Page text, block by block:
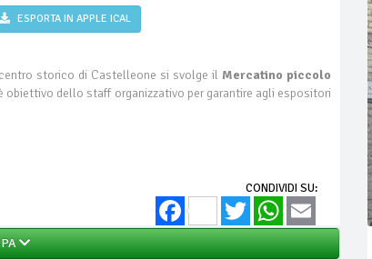
ESPORTA IN APPLE ICAL
storico di Castelleone si svolge il Mercatino piccolo
dello staff organizzativo per garantire agli espositori
CONDIVIDI SU:
FacebookTwitter WhatsApp